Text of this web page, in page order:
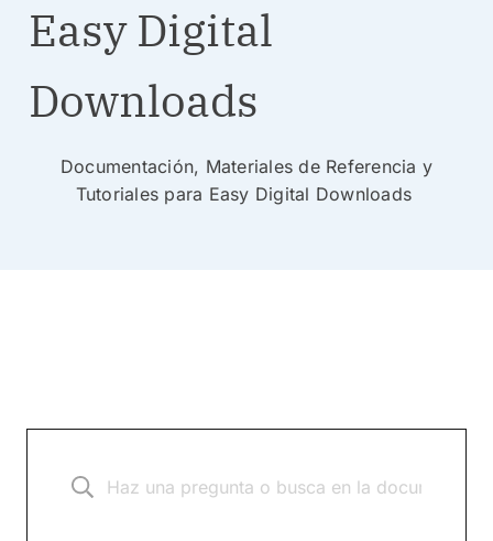
Easy Digital
Downloads
Documentación, Materiales de Referencia y
Tutoriales para Easy Digital Downloads